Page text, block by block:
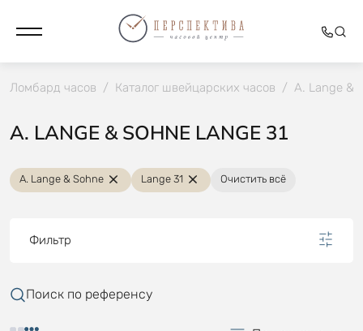
Ломбард часов / Каталог швейцарских часов / A. Lange &
A. LANGE & SOHNE LANGE 31
A. Lange & Sohne Lange 31 Очистить всё
Фильтр
Поиск по референсу